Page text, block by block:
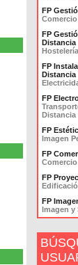
FP
FP
Distancia
FP
Distancia
FP
Distancia
FP
Imagen
FP
FP
FP
Imagen y